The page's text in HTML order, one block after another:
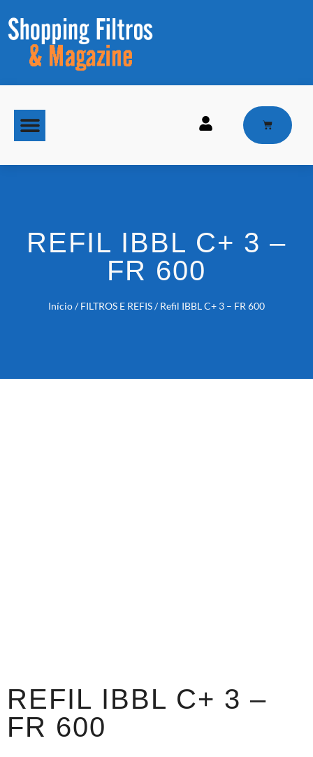
REFIL IBBL C+ 3 –
FR 600
Início/FILTROS E REFIS/ Refil IBBL C+ 3 – FR 600
REFIL IBBL C+ 3 –
FR 600